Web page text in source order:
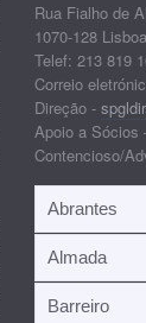
Rua Fialho de
1070-128 Lisboa
Telef: 213 819
Correio
Direção -
Apoio a Sócios
Contencioso/
Abrantes
Almada
Barreiro